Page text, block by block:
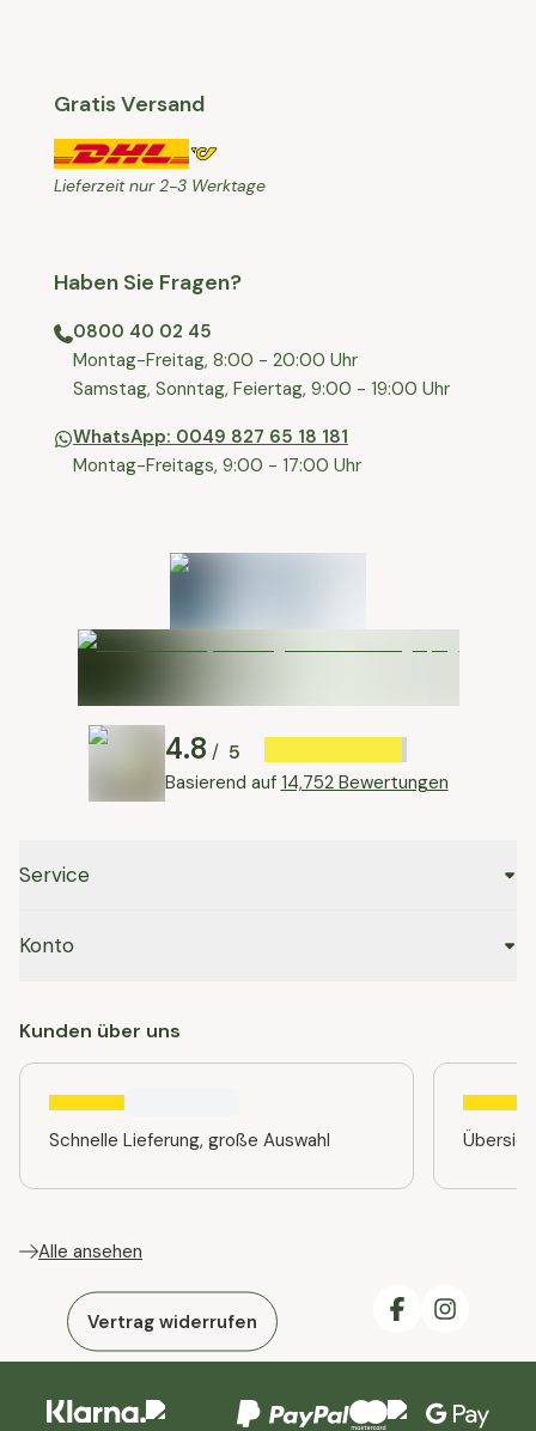
Gratis Versand
Lieferzeit nur 2-3 Werktage
Haben Sie Fragen?
0800 40 02 45
⁠Montag-Freitag, 8:00 - 20:00 Uhr
⁠Samstag, Sonntag, Feiertag, 9:00 - 19:00 Uhr
WhatsApp: 0049 827 65 18 181
Montag-Freitags, 9:00 - 17:00 Uhr
4.8 / 5
Basierend auf 14,752 Bewertungen
Service
Konto
Kunden über uns
Schnelle Lieferung, große Auswahl
Alle ansehen
Vertrag widerrufen